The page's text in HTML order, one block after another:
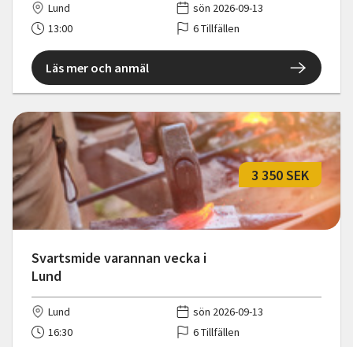
Lund
sön 2026-09-13
13:00
6 Tillfällen
Läs mer och anmäl
Svartsmide varannan vecka i
Lund
3 350 SEK
Lund
sön 2026-09-13
16:30
6 Tillfällen